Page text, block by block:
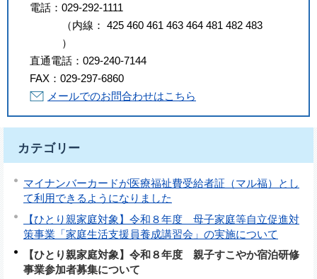
電話： 029-292-1111
（内線 ： 425 460 461 463 464 481 482 483
）
直通電話： 029-240-7144
FAX： 029-297-6860
メールでのお問合わせはこちら
カテゴリー
マイナンバーカードが医療福祉費受給者証（マル福）とし
て利用できるようになりました
【ひとり親家庭対象】令和８年度 母子家庭等自立促進対
策事業「家庭生活支援員養成講習会」の実施について
【ひとり親家庭対象】令和８年度 親子すこやか宿泊研修
事業参加者募集について